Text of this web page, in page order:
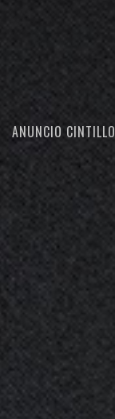
ANUNCIO CINTILLO